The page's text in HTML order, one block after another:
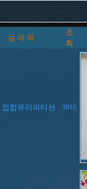
글 제 목
조
회
접합유리파티션 3816